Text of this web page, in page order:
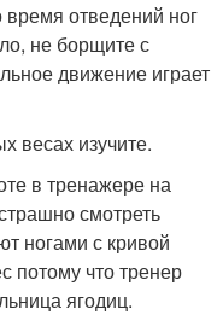
отведений ног
не борщите с
движение играет
весах изучите.
в тренажере на
смотреть
ногами с кривой
потому что тренер
ягодиц.